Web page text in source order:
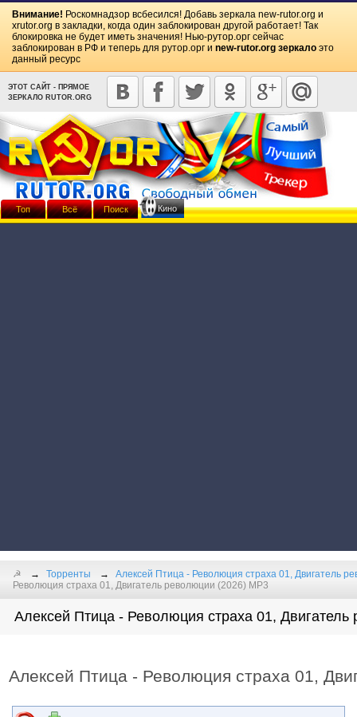
Внимание! Роскомнадзор всбесился! Добавь зеркала new-rutor.org и
xrutor.org в закладки, когда один заблокирован другой работает! Так
блокировка не будет иметь значения! Нью-рутор.орг сейчас
заблокирован в РФ и теперь для рутор.орг и new-rutor.org зеркало это
данный ресурс
ЭТОТ САЙТ - ПРЯМОЕ
ЗЕРКАЛО RUTOR.ORG
☭ Торренты
Алексей Птица - Революция страха 01, Двигатель
Революция страха 01, Двигатель революции (2026) MP3
Алексей Птица - Революция страха 01, Двигатель
Алексей Птица - Революция страха 01,